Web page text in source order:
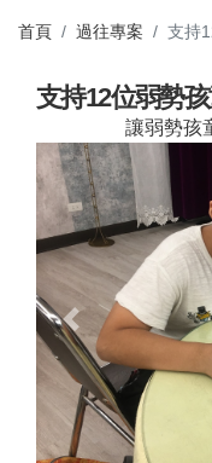
首頁 過往專案 支持
支持12位弱勢
讓弱勢孩
Previous